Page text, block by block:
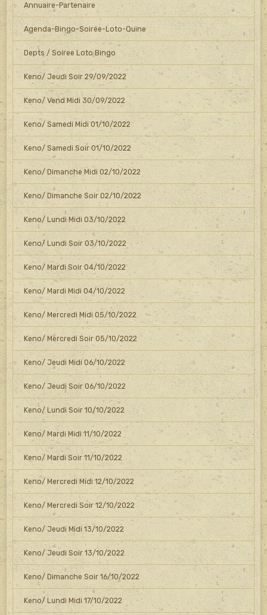
Annuaire-Partenaire
Agenda-Bingo-Soirée-Loto-Quine
Depts / Soiree Loto Bingo
Keno/ Jeudi Soir 29/09/2022
Keno/ Vend Midi 30/09/2022
Keno/ Samedi Midi 01/10/2022
Keno/ Samedi Soir 01/10/2022
Keno/ Dimanche Midi 02/10/2022
Keno/ Dimanche Soir 02/10/2022
Keno/ Lundi Midi 03/10/2022
Keno/ Lundi Soir 03/10/2022
Keno/ Mardi Soir 04/10/2022
Keno/ Mardi Midi 04/10/2022
Keno/ Mercredi Midi 05/10/2022
Keno/ Mercredi Soir 05/10/2022
Keno/ Jeudi Midi 06/10/2022
Keno/ Jeudi Soir 06/10/2022
Keno/ Lundi Soir 10/10/2022
Keno/ Mardi Midi 11/10/2022
Keno/ Mardi Soir 11/10/2022
Keno/ Mercredi Midi 12/10/2022
Keno/ Mercredi Soir 12/10/2022
Keno/ Jeudi Midi 13/10/2022
Keno/ Jeudi Soir 13/10/2022
Keno/ Dimanche Soir 16/10/2022
Keno/ Lundi Midi 17/10/2022